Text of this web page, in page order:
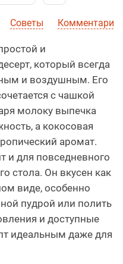
Советы Комментарии
и
который всегда
и воздушным. Его
с чашкой
молоку выпечка
а кокосовая
аромат.
и для повседневного
стола. Он вкусен как
виде, особенно
пудрой или полить
и доступные
идеальным даже для